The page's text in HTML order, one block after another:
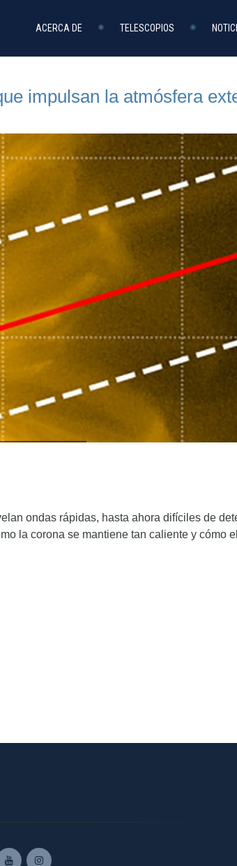
ACERCA DE TELESCOPIOS
impulsan la atmósfera
ondas rápidas, hasta ahora difíciles de
la corona se mantiene tan caliente y cómo